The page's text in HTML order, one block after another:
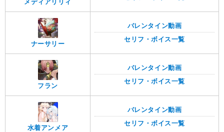
メディアリリィ
ナーサリー
バレンタイン動画
セリフ・ボイス一覧
フラン
バレンタイン動画
セリフ・ボイス一覧
水着アンメア
バレンタイン動画
セリフ・ボイス一覧